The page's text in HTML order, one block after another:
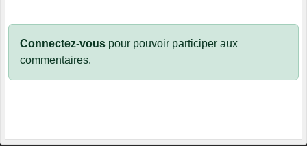
Connectez-vous pour pouvoir participer aux
commentaires.